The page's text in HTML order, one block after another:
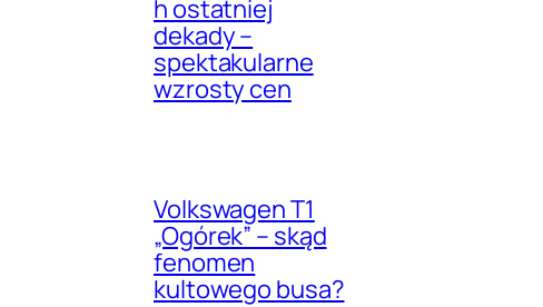
h ostatniej
dekady –
spektakularne
wzrosty cen
Volkswagen T1
„Ogórek” – skąd
fenomen
kultowego busa?